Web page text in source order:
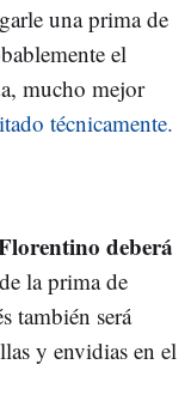
una prima de
el
mucho mejor
técnicamente.
deberá
la prima de
también será
y envidias en el